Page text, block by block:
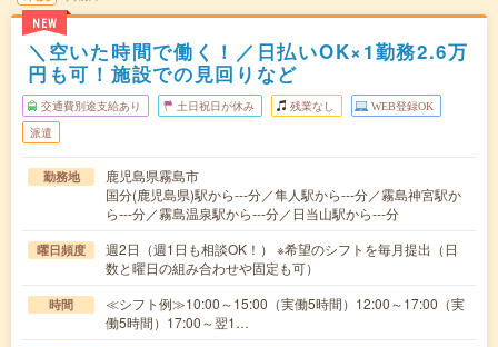
NEW
＼空いた時間で働く！／日払いOK×1勤務2.6万
円も可！施設での見回りなど
交通費別途支給あり 土日祝日が休み 残業なし WEB登録OK
派遣
勤務地
鹿児島県霧島市
国分(鹿児島県)駅から---分／隼人駅から---分／霧島神宮駅か
ら---分／霧島温泉駅から---分／日当山駅から---分
曜日頻度
週2日（週1日も相談OK！） ※希望のシフトを毎月提出（日
数と曜日の組み合わせや固定も可）
時間
≪シフト例≫10:00～15:00（実働5時間）12:00～17:00（実
働5時間）17:00～翌1…